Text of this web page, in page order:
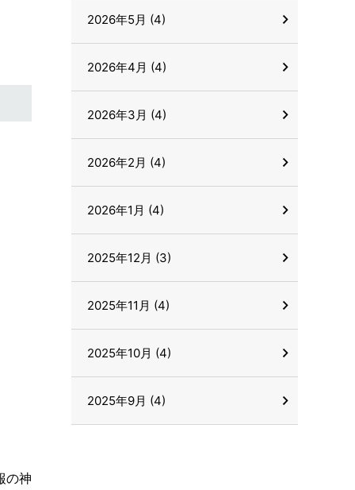
の神
2026年5月 (4)
2026年4月 (4)
2026年3月 (4)
2026年2月 (4)
2026年1月 (4)
2025年12月 (3)
2025年11月 (4)
2025年10月 (4)
2025年9月 (4)